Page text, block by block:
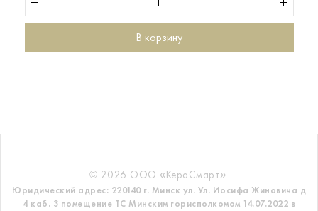
В корзину
© 2026 ООО «КераСмарт».
Юридический адрес: 220140 г. Минск ул. Ул. Иосифа Жиновича д
4 каб. 3 помещение ТС Минским горисполкомом 14.07.2022 в